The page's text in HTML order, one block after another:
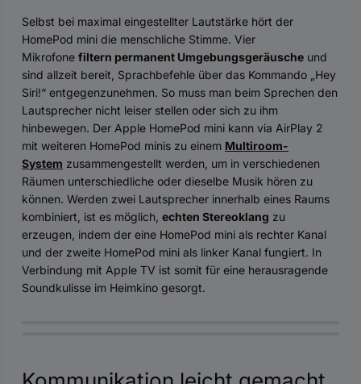
Selbst bei maximal eingestellter Lautstärke hört der
HomePod mini die menschliche Stimme. Vier
Mikrofone filtern permanent Umgebungsgeräusche und
sind allzeit bereit, Sprachbefehle über das Kommando „Hey
Siri!“ entgegenzunehmen. So muss man beim Sprechen den
Lautsprecher nicht leiser stellen oder sich zu ihm
hinbewegen. Der Apple HomePod mini kann via AirPlay 2
mit weiteren HomePod minis zu einem Multiroom-
System zusammengestellt werden, um in verschiedenen
Räumen unterschiedliche oder dieselbe Musik hören zu
können. Werden zwei Lautsprecher innerhalb eines Raums
kombiniert, ist es möglich, echten Stereoklang zu
erzeugen, indem der eine HomePod mini als rechter Kanal
und der zweite HomePod mini als linker Kanal fungiert. In
Verbindung mit Apple TV ist somit für eine herausragende
Soundkulisse im Heimkino gesorgt.